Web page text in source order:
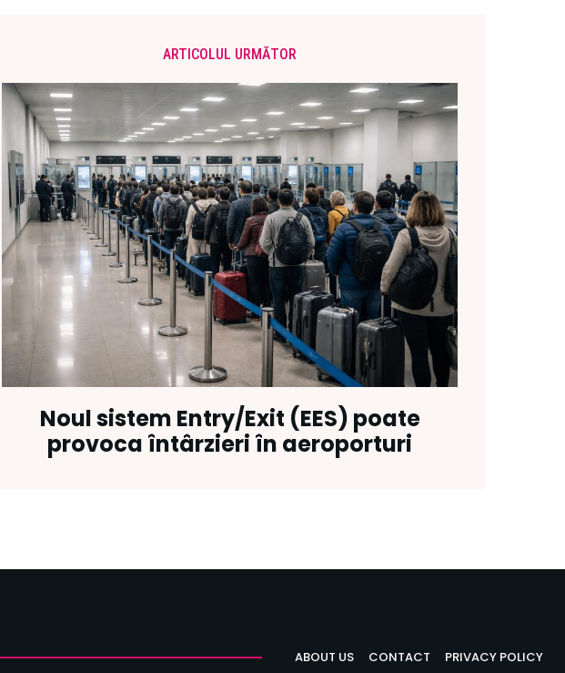
ARTICOLUL URMĂTOR
Noul sistem Entry/Exit (EES) poate
provoca întârzieri în aeroporturi
ABOUT US CONTACT PRIVACY POLICY